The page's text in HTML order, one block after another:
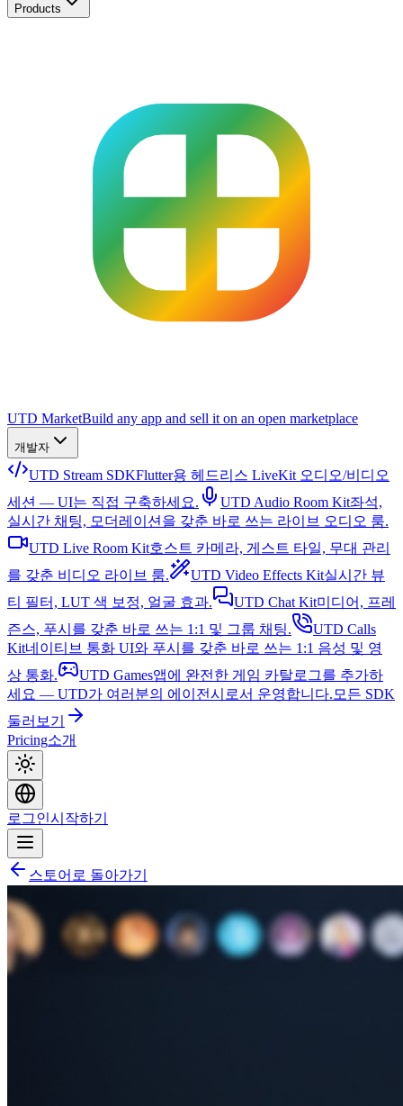
Products
UTD MarketBuild any app and sell it on an open marketplace
개발자
UTD Stream SDKFlutter용 헤드리스 LiveKit 오디오/비디오
세션 — UI는 직접 구축하세요.
UTD Audio Room Kit좌석,
실시간 채팅, 모더레이션을 갖춘 바로 쓰는 라이브 오디오 룸.
UTD Live Room Kit호스트 카메라, 게스트 타일, 무대 관리
를 갖춘 비디오 라이브 룸.
UTD Video Effects Kit실시간 뷰
티 필터, LUT 색 보정, 얼굴 효과.
UTD Chat Kit미디어, 프레
즌스, 푸시를 갖춘 바로 쓰는 1:1 및 그룹 채팅.
UTD Calls
Kit네이티브 통화 UI와 푸시를 갖춘 바로 쓰는 1:1 음성 및 영
상 통화.
UTD Games앱에 완전한 게임 카탈로그를 추가하
세요 — UTD가 여러분의 에이전시로서 운영합니다. 모든 SDK
둘러보기
Pricing소개
로그인시작하기
스토어로 돌아가기